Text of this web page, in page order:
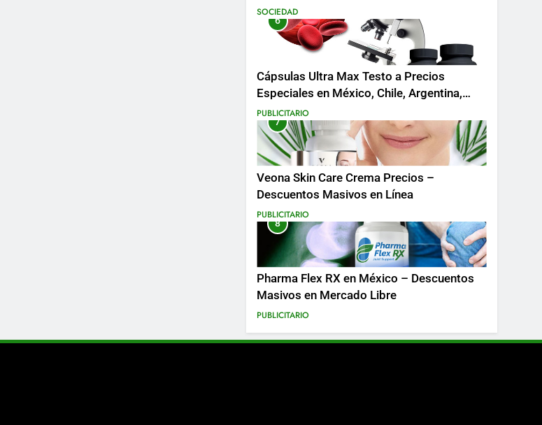
SOCIEDAD
6
Cápsulas Ultra Max Testo a Precios
Especiales en México, Chile, Argentina,
Colombia, Perú , Ecuador, Costa Rica y
Más
PUBLICITARIO
7
Veona Skin Care Crema Precios –
Descuentos Masivos en Línea
PUBLICITARIO
8
Pharma Flex RX en México – Descuentos
Masivos en Mercado Libre
PUBLICITARIO